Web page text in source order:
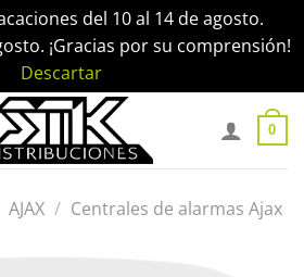
del 10 al 14 de agosto.
¡Gracias por su comprensión!
Descartar
0
AJAX / Centrales de alarmas Ajax